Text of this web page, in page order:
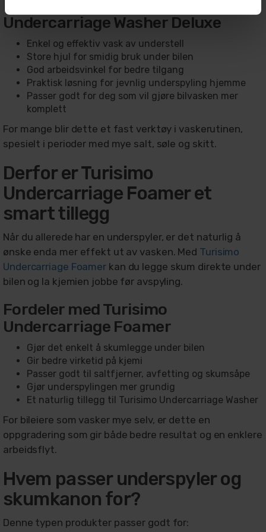
Fordeler med Turisimo
Undercarriage Washer Deluxe
Enkel og effektiv vask av understell
Store hjul for smidig bruk under bilen
God arbeidsvinkel for bedre tilgang
Praktisk løsning for jevnlig underspyling hjemme
Passer godt for deg som vil gjøre bilvasken mer
komplett
For mange blir dette et fast verktøy i vaskerutinen,
spesielt i perioder med mye salt, søle og skitt.
Derfor er Turisimo
Undercarriage Foamer et
smart tillegg
Når du allerede har en underspyler, er det naturlig å
ønske enda mer effekt ut av vasken. Med Turisimo
Undercarriage Foamer kan du legge skum direkte under
bilen og la kjemien jobbe før avspyling.
Fordeler med Turisimo
Undercarriage Foamer
Gjør det enkelt å skumlegge under bilen
Gir bedre virketid på kjemi
Passer godt til saltfjerner, avfetting og skumsåpe
Gjør underspylingen mer grundig
Et naturlig tillegg til Turisimo Undercarriage Washer
For bileiere som vasker mye selv, er dette en
oppgradering som gir både bedre resultat og en enklere
arbeidsflyt.
Hvem passer underspyler og
skumkanon for?
Denne typen produkter passer godt for: